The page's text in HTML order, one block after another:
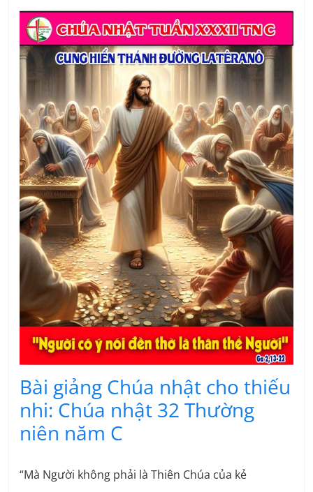
Bài giảng Chúa nhật cho thiếu
nhi: Chúa nhật 32 Thường
niên năm C
“Mà Người không phải là Thiên Chúa của kẻ